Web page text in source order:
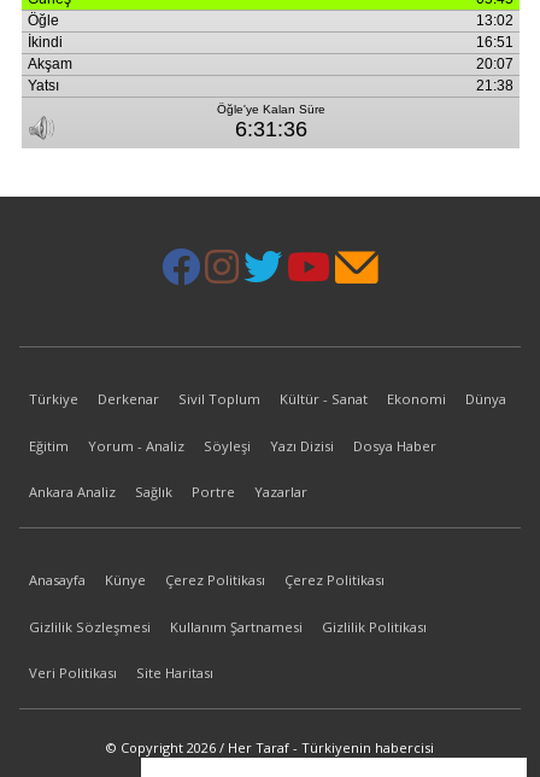
Türkiye Derkenar Sivil Toplum Kültür - Sanat Ekonomi Dünya
Eğitim Yorum - Analiz Söyleşi Yazı Dizisi Dosya Haber
Ankara Analiz Sağlık Portre Yazarlar
Anasayfa Künye Çerez Politikası Çerez Politikası
Gizlilik Sözleşmesi Kullanım Şartnamesi Gizlilik Politikası
Veri Politikası Site Haritası
© Copyright 2026 / Her Taraf - Türkiyenin habercisi